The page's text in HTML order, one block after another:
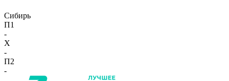
Сибирь
П1
-
X
-
П2
-